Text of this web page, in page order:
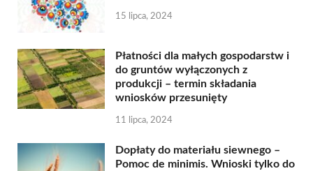
15 lipca, 2024
Płatności dla małych gospodarstw i
do gruntów wyłączonych z
produkcji – termin składania
wniosków przesunięty
11 lipca, 2024
Dopłaty do materiału siewnego –
Pomoc de minimis. Wnioski tylko do